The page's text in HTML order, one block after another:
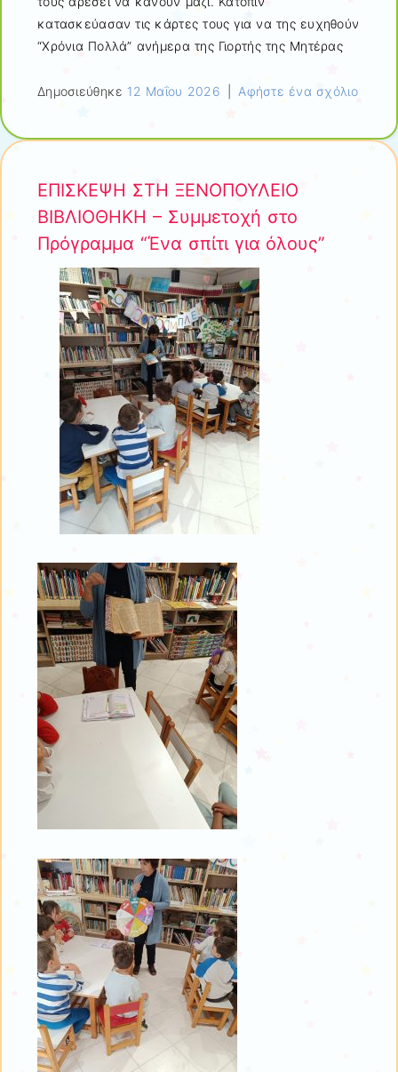
κατασκεύασαν τις κάρτες τους για να της ευχηθούν
“Χρόνια Πολλά” ανήμερα της Γιορτής της Μητέρας
Δημοσιεύθηκε 12 Μαΐου 2026 Αφήστε ένα σχόλιο
ΕΠΙΣΚΕΨΗ ΣΤΗ ΞΕΝΟΠΟΥΛΕΙΟ
ΒΙΒΛΙΟΘΗΚΗ – Συμμετοχή στο
Πρόγραμμα “Ένα σπίτι για όλους”